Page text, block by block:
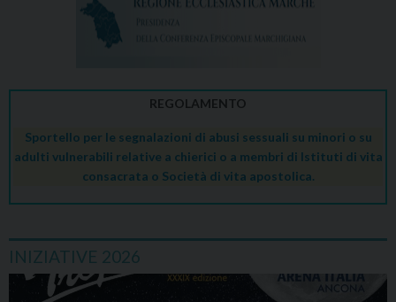
REGOLAMENTO
Sportello per le segnalazioni di abusi sessuali su minori o su
adulti vulnerabili relative a chierici o a membri di Istituti di vita
consacrata o Società di vita apostolica.
INIZIATIVE 2026